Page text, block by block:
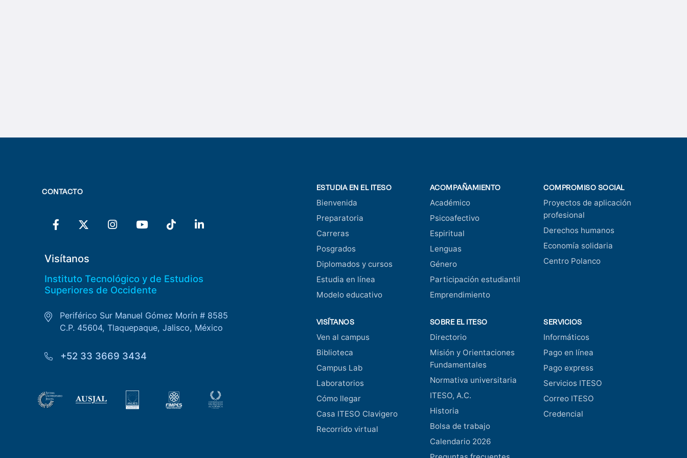
CONTACTO
Visítanos
Instituto Tecnológico y de Estudios
Superiores de Occidente
Periférico Sur Manuel Gómez Morín # 8585
C.P. 45604, Tlaquepaque, Jalisco, México
+52 33 3669 3434
ESTUDIA EN EL ITESO
Bienvenida
Preparatoria
Carreras
Posgrados
Diplomados y cursos
Estudia en línea
Modelo educativo
ACOMPAÑAMIENTO
Académico
Psicoafectivo
Espiritual
Lenguas
Género
Participación estudiantil
Emprendimiento
COMPROMISO SOCIAL
Proyectos de aplicación
profesional
Derechos humanos
Economía solidaria
Centro Polanco
VISÍTANOS
Ven al campus
Biblioteca
Campus Lab
Laboratorios
Cómo llegar
Casa ITESO Clavigero
Recorrido virtual
SOBRE EL ITESO
Directorio
Misión y Orientaciones
Fundamentales
Normativa universitaria
ITESO, A.C.
Historia
Bolsa de trabajo
Calendario 2026
SERVICIOS
Informáticos
Pago en línea
Pago express
Servicios ITESO
Correo ITESO
Credencial